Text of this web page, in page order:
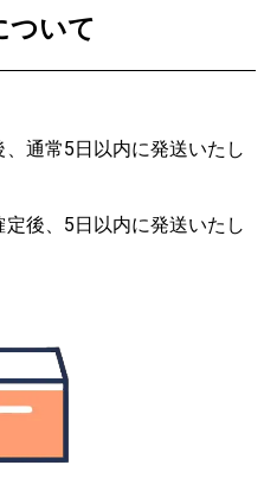
ついて
通常5日以内に発送いたし
後、5日以内に発送いたし